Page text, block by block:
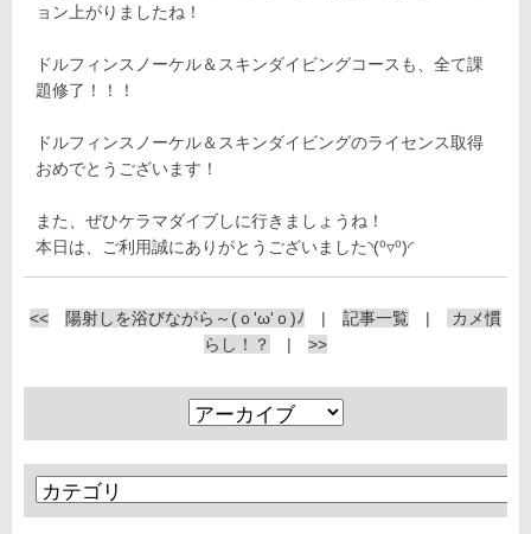
ョン上がりましたね！
ドルフィンスノーケル＆スキンダイビングコースも、全て課
題修了！！！
ドルフィンスノーケル＆スキンダイビングのライセンス取得
おめでとうございます！
また、ぜひケラマダイブしに行きましょうね！
本日は、ご利用誠にありがとうございました◝(⁰▿⁰)◜
<< 陽射しを浴びながら～(ｏ'ω'ｏ)ﾉ | 記事一覧 |
カメ慣
らし！？
| >>